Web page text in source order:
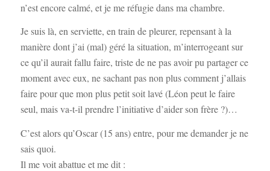
n’est encore calmé, et je me réfugie dans ma chambre.
Je suis là, en serviette, en train de pleurer, repensant à la
manière dont j’ai (mal) géré la situation, m’interrogeant sur
ce qu’il aurait fallu faire, triste de ne pas avoir pu partager ce
moment avec eux, ne sachant pas non plus comment j’allais
faire pour que mon plus petit soit lavé (Léon peut le faire
seul, mais va-t-il prendre l’initiative d’aider son frère ?)…
C’est alors qu’Oscar (15 ans) entre, pour me demander je ne
sais quoi.
Il me voit abattue et me dit :